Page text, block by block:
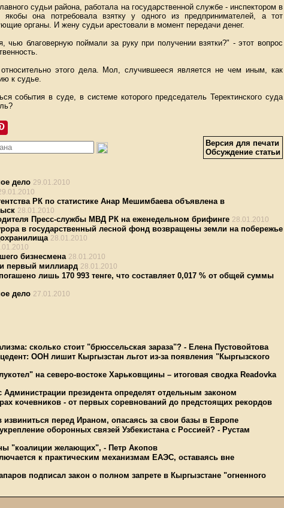
судьи района, работала на государственной службе - инспектором в
якобы она потребовала взятку у одного из предпринимателей, а тот
органы. И жену судьи арестовали в момент передачи денег.
чью благоверную поймали за руку при получении взятки?" - этот вопрос
этого дела. Мол, случившееся является не чем иным, как
к судье.
события в суде, в системе которого председатель Теректинского суда
Версия для печати
Обсуждение статьи
дело 29.01.2010
РК по статистике Анар Мешимбаева объявлена в
28.01.2010
Пресс-службы МВД РК на еженедельном брифинге 28.01.2010
в государственный лесной фонд возвращены земли на побережье
28.01.2010
бизнесмена 28.01.2010
первый миллиард 28.01.2010
лишь 170 993 тенге, что составляет 0,017 % от общей суммы
дело 27.01.2010
сколько стоит "брюссельская зараза"? - Елена Пустовойтова
ООН лишит Кыргызстан льгот из-за появления "Кыргызского
на северо-востоке Харьковщины – итоговая сводка Readovka
Администрации президента определят отдельным законом
кочевников - от первых соревнований до предстоящих рекордов
перед Ираном, опасаясь за свои базы в Европе
оборонных связей Узбекистана с Россией? - Рустам
"коалиции желающих", - Петр Акопов
к практическим механизмам ЕАЭС, оставаясь вне
подписал закон о полном запрете в Кыргызстане "огненного